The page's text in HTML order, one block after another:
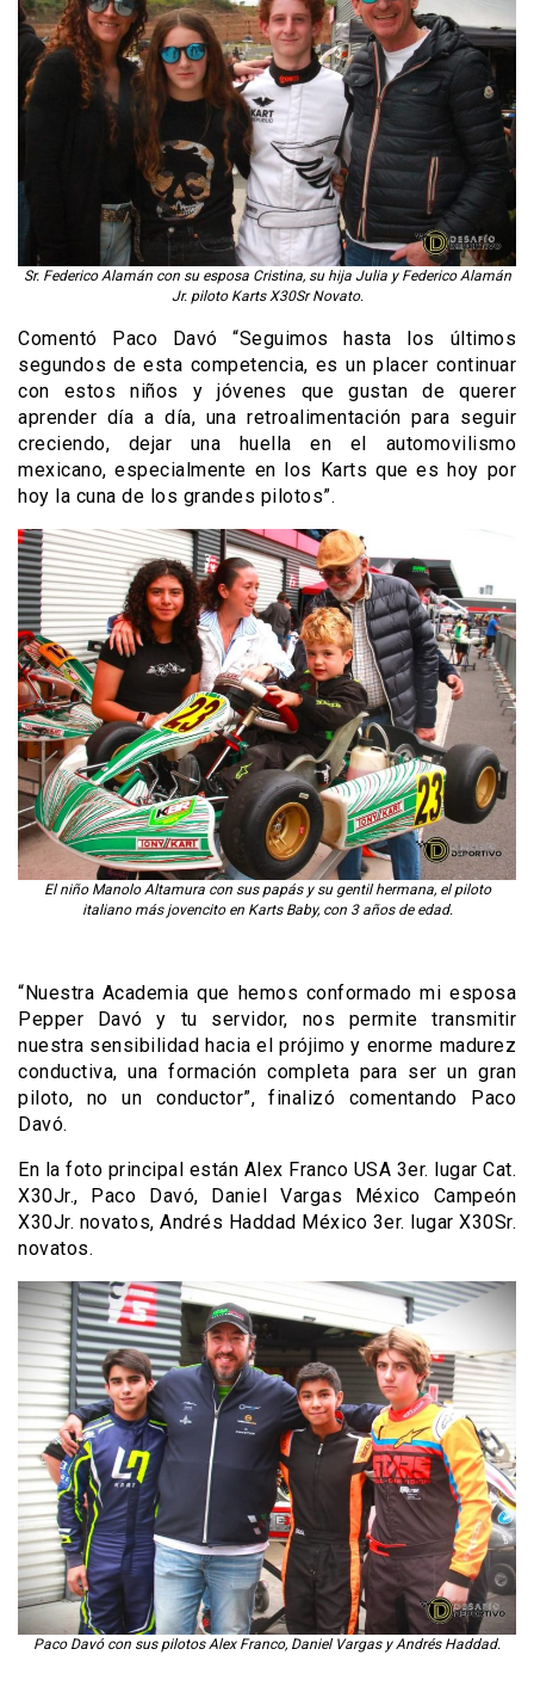
Sr. Federico Alamán con su esposa Cristina, su hija Julia y Federico Alamán
Jr. piloto Karts X30Sr Novato.
Comentó Paco Davó “Seguimos hasta los últimos
segundos de esta competencia, es un placer continuar
con estos niños y jóvenes que gustan de querer
aprender día a día, una retroalimentación para seguir
creciendo, dejar una huella en el automovilismo
mexicano, especialmente en los Karts que es hoy por
hoy la cuna de los grandes pilotos”.
El niño Manolo Altamura con sus papás y su gentil hermana, el piloto
italiano más jovencito en Karts Baby, con 3 años de edad.
“Nuestra Academia que hemos conformado mi esposa
Pepper Davó y tu servidor, nos permite transmitir
nuestra sensibilidad hacia el prójimo y enorme madurez
conductiva, una formación completa para ser un gran
piloto, no un conductor”, finalizó comentando Paco
Davó.
En la foto principal están Alex Franco USA 3er. lugar Cat.
X30Jr., Paco Davó, Daniel Vargas México Campeón
X30Jr. novatos, Andrés Haddad México 3er. lugar X30Sr.
novatos.
Paco Davó con sus pilotos Alex Franco, Daniel Vargas y Andrés Haddad.